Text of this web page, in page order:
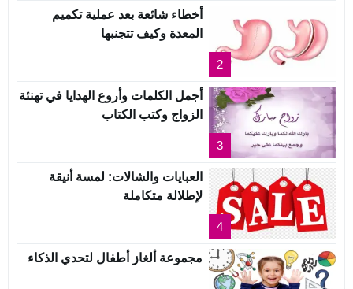
2
أخطاء شائعة بعد عملية تكميم
المعدة وكيف تتجنبها
3
أجمل الكلمات وأروع الهدايا في تهنئة
الزواج وكتب الكتاب
4
العبايات والشالات: لمسة أنيقة
لإطلالة متكاملة
مجموعة ألغاز أطفال لتحدي الذكاء